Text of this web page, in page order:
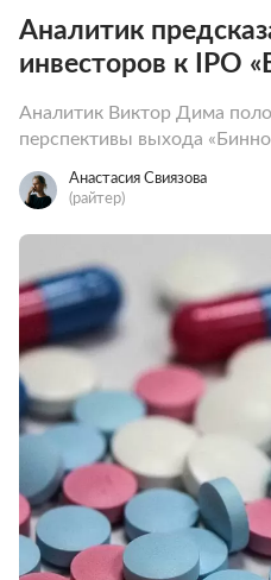
Аналитик
инвесторов к IPO
Аналитик Виктор Дима
перспективы выхода
Анастасия Свиязова
(райтер)